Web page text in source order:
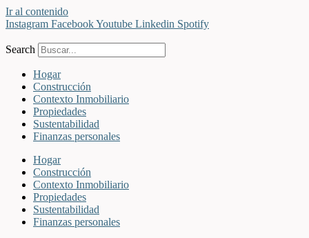
Ir al contenido
Instagram FacebookYoutube Linkedin Spotify
Search
Hogar
Construcción
Contexto Inmobiliario
Propiedades
Sustentabilidad
Finanzas personales
Hogar
Construcción
Contexto Inmobiliario
Propiedades
Sustentabilidad
Finanzas personales